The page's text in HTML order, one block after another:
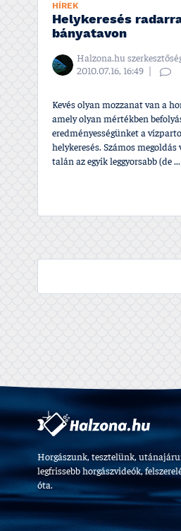
HÍREK
Helykeresés
bányatavon
Halzona.hu
2010.07.16, 16:49
Kevés olyan mozzanat van a
amely olyan mértékben
eredményességünket a
helykeresés. Számos megoldás
talán az egyik leggyorsabb (de ...
Horgászunk, tesztelünk,
legfrissebb horgászvideók,
óta.